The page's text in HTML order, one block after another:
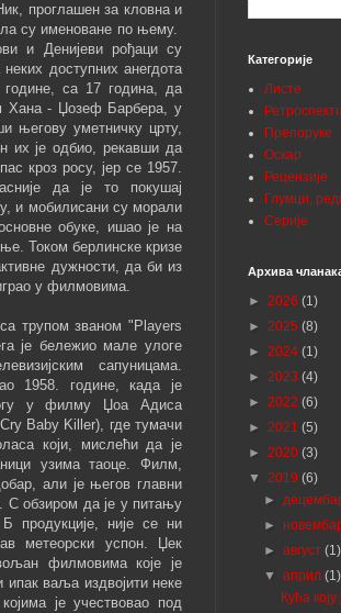
проглашен за кловна и
су именоване по њему.
и Денијеви рођаци су
доступних анегдота
са 17 година, да
Хана - Џозеф Барбера, у
његову уметничку црту,
их је одбио, рекавши да
кроз росу, јер се 1957.
да је то покушај
и мобилисани су морали
обуке, ишао је на
Током берлинске кризе
дужности, да би из
у филмовима.
трупом званом "Players
је бележио мале улоге
сапуницама.
1958. године, када је
у филму Џоа Адиса
Baby Killer), где тумачи
који, мислећи да је
узима таоце. Филм,
али је његов главни
С обзиром да је у питању
продукције, није се ни
метеорски успон. Џек
филмовима које је
ваља издвојити неке
је учествовао под
Категорије
Листе
Препоруке
Оскар
Рецензије
Глумци,
Серије
Архива
► 2026 (1)
► 2025 (8)
► 2024 (1)
► 2023 (4)
► 2022 (6)
► 2021 (5)
► 2020 (3)
▼ 2019 (6)
►
►
►август(1)
▼април(1)
Кућа